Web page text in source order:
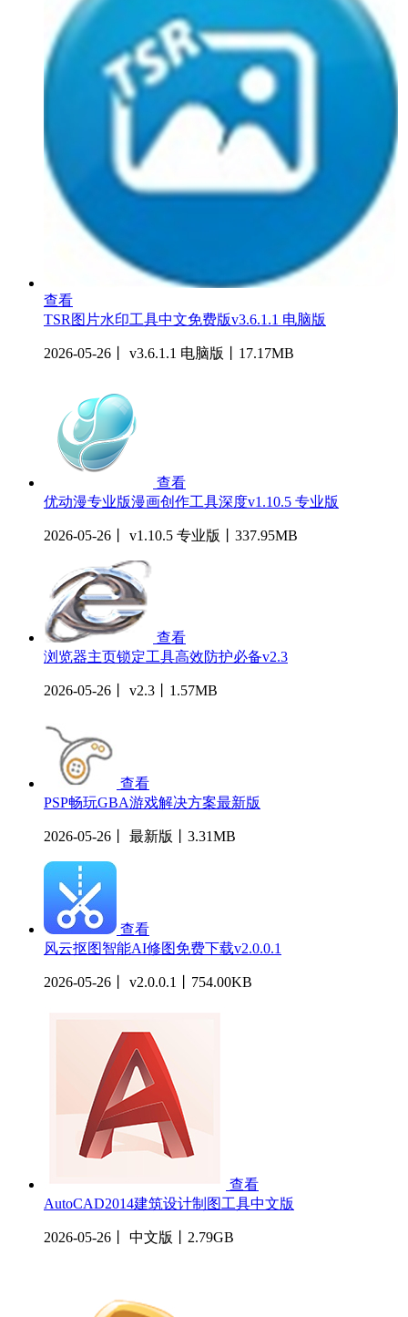
查看
TSR图片水印工具中文免费版v3.6.1.1 电脑版
2026-05-26丨 v3.6.1.1 电脑版丨17.17MB
查看
优动漫专业版漫画创作工具深度v1.10.5 专业版
2026-05-26丨 v1.10.5 专业版丨337.95MB
查看
浏览器主页锁定工具高效防护必备v2.3
2026-05-26丨 v2.3丨1.57MB
查看
PSP畅玩GBA游戏解决方案最新版
2026-05-26丨 最新版丨3.31MB
查看
风云抠图智能AI修图免费下载v2.0.0.1
2026-05-26丨 v2.0.0.1丨754.00KB
查看
AutoCAD2014建筑设计制图工具中文版
2026-05-26丨 中文版丨2.79GB